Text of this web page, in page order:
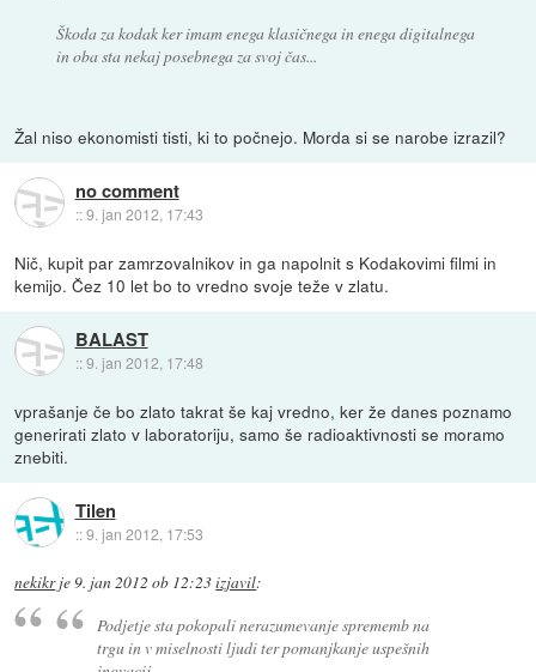
Škoda za kodak ker imam enega klasičnega in enega digitalnega
in oba sta nekaj posebnega za svoj čas...
Žal niso ekonomisti tisti, ki to počnejo. Morda si se narobe izrazil?
no comment
::9. jan 2012, 17:43
Nič, kupit par zamrzovalnikov in ga napolnit s Kodakovimi filmi in
kemijo. Čez 10 let bo to vredno svoje teže v zlatu.
BALAST
::9. jan 2012, 17:48
vprašanje če bo zlato takrat še kaj vredno, ker že danes poznamo
generirati zlato v laboratoriju, samo še radioaktivnosti se moramo
znebiti.
Tilen
::9. jan 2012, 17:53
nekikrje9. jan 2012 ob 12:23izjavil:
Podjetje sta pokopali nerazumevanje sprememb na
trgu in v miselnosti ljudi ter pomanjkanje uspešnih